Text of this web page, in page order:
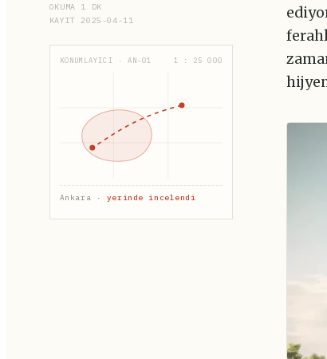
OKUMA 1 DK
KAYIT 2025-04-11
KONUMLAYICI · AN-01 1 : 25 000
Ankara · yerinde incelendi